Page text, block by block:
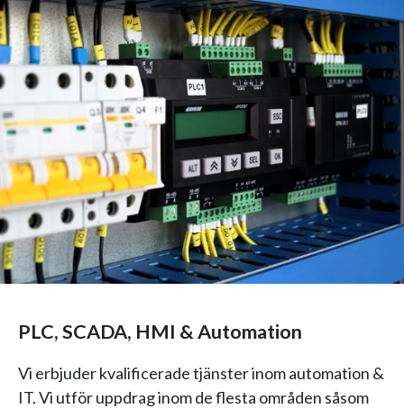
PLC, SCADA, HMI & Automation
Vi erbjuder kvalificerade tjänster inom automation &
IT. Vi utför uppdrag inom de flesta områden såsom